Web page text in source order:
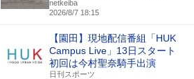
netkeiba
2026/8/7 18:15
【園田】現地配信番組「HUK
Campus Live」13日スタート
初回は今村聖奈騎手出演
日刊スポーツ